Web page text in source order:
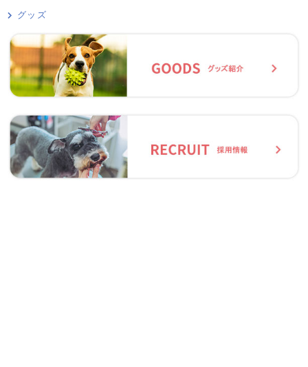
グッズ